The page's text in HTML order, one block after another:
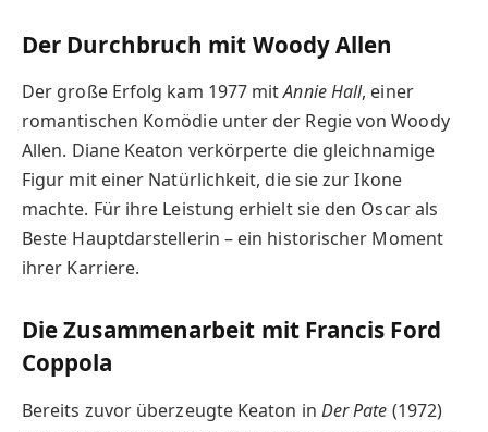
Der Durchbruch mit Woody Allen
Der große Erfolg kam 1977 mitAnnie Hall, einer
romantischen Komödie unter der Regie von Woody
Allen. Diane Keaton verkörperte die gleichnamige
Figur mit einer Natürlichkeit, die sie zur Ikone
machte. Für ihre Leistung erhielt sie den Oscar als
Beste Hauptdarstellerin – ein historischer Moment
ihrer Karriere.
Die Zusammenarbeit mit Francis Ford
Coppola
Bereits zuvor überzeugte Keaton in Der Pate (1972)